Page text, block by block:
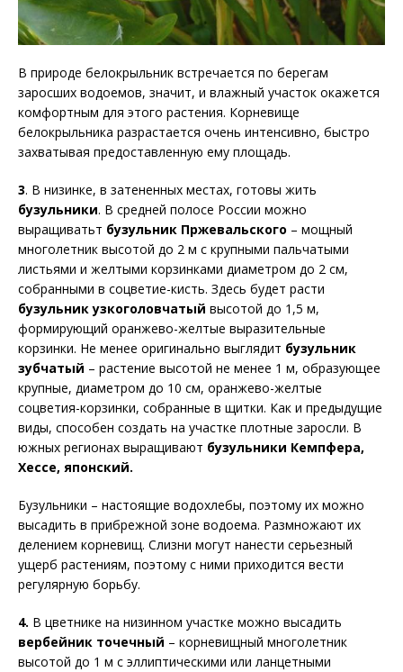
В природе белокрыльник встречается по берегам
заросших водоемов, значит, и влажный участок окажется
комфортным для этого растения. Корневище
белокрыльника разрастается очень интенсивно, быстро
захватывая предоставленную ему площадь.
3. В низинке, в затененных местах, готовы жить
бузульники. В средней полосе России можно
выращиватьт бузульник Пржевальского – мощный
многолетник высотой до 2 м с крупными пальчатыми
листьями и желтыми корзинками диаметром до 2 см,
собранными в соцветие-кисть. Здесь будет расти
бузульник узкоголовчатый высотой до 1,5 м,
формирующий оранжево-желтые выразительные
корзинки. Не менее оригинально выглядит бузульник
зубчатый – растение высотой не менее 1 м, образующее
крупные, диаметром до 10 см, оранжево-желтые
соцветия-корзинки, собранные в щитки. Как и предыдущие
виды, способен создать на участке плотные заросли. В
южных регионах выращивают бузульники Кемпфера,
Хессе, японский.
Бузульники – настоящие водохлебы, поэтому их можно
высадить в прибрежной зоне водоема. Размножают их
делением корневищ. Слизни могут нанести серьезный
ущерб растениям, поэтому с ними приходится вести
регулярную борьбу.
4. В цветнике на низинном участке можно высадить
вербейник точечный – корневищный многолетник
высотой до 1 м с эллиптическими или ланцетными